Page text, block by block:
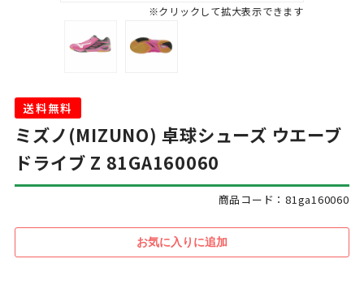
※クリックして拡大表示できます
送料無料
ミズノ(MIZUNO) 卓球シューズ ウエーブ
ドライブ Z 81GA160060
商品コード：81ga160060